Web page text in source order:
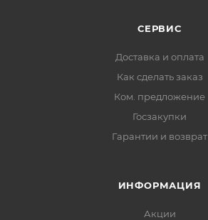
СЕРВИС
Доставка и оплата
Как сделать заказ
Ком. предложение
Госзакупки
Гарантии и возврат
ИНФОРМАЦИЯ
Акции